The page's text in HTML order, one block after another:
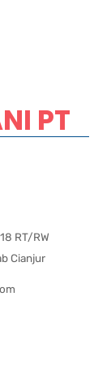
PT
RT/RW
Cianjur